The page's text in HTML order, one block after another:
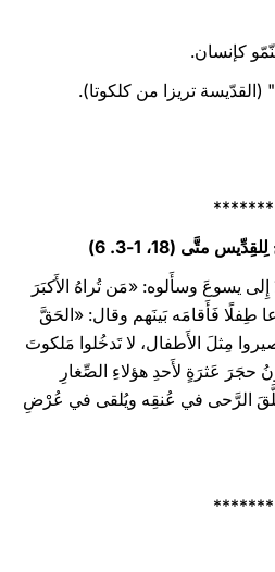
كإنسان.
تريزا من كلكوتا).
*******
متَّى (18، 1-3. 6)
إِلى يسوعَ وسأَلوه: «مَن تُراهُ الأَكبَرَ
فَأَقامَه بَينَهم وقال: «الحَقَّ
مِثلَ الأَطفال، لا تَدخُلوا مَلكوتَ
حجَرَ عَثرَةٍ لأَحدِ هؤلاءِ الصِّغارِ
الرَّحى في عُنقِه ويُلقى في عُرْضِ
*******